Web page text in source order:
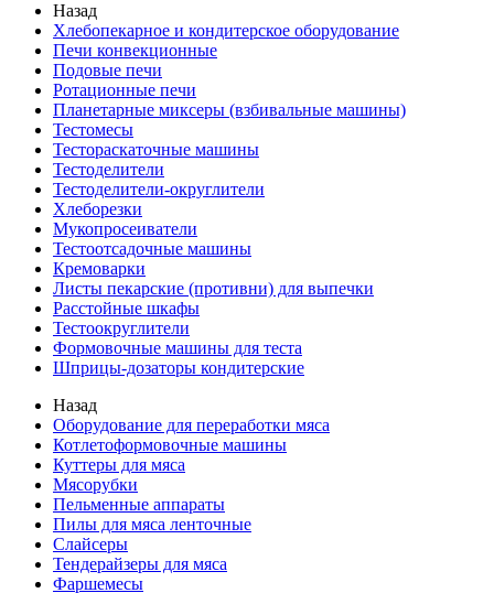
Назад
Хлебопекарное и кондитерское оборудование
Печи конвекционные
Подовые печи
Ротационные печи
Планетарные миксеры (взбивальные машины)
Тестомесы
Тестораскаточные машины
Тестоделители
Тестоделители-округлители
Хлеборезки
Мукопросеиватели
Тестоотсадочные машины
Кремоварки
Листы пекарские (противни) для выпечки
Расстойные шкафы
Тестоокруглители
Формовочные машины для теста
Шприцы-дозаторы кондитерские
Назад
Оборудование для переработки мяса
Котлетоформовочные машины
Куттеры для мяса
Мясорубки
Пельменные аппараты
Пилы для мяса ленточные
Слайсеры
Тендерайзеры для мяса
Фаршемесы